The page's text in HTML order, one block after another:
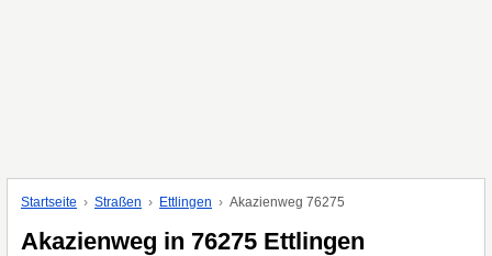
Startseite Straßen Ettlingen Akazienweg 76275
Akazienweg in 76275 Ettlingen